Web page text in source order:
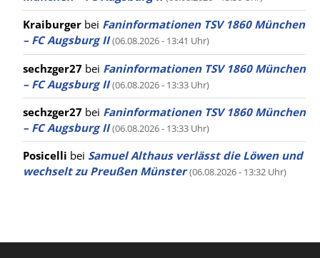
Kraiburger bei Faninformationen TSV 1860 München
– FC Augsburg II (06.08.2026 - 13:41 Uhr)
sechzger27 bei Faninformationen TSV 1860 München
– FC Augsburg II (06.08.2026 - 13:33 Uhr)
sechzger27 bei Faninformationen TSV 1860 München
– FC Augsburg II (06.08.2026 - 13:33 Uhr)
Posicelli bei Samuel Althaus verlässt die Löwen und
wechselt zu Preußen Münster (06.08.2026 - 13:32 Uhr)